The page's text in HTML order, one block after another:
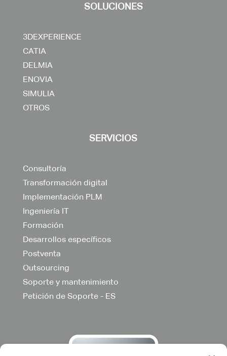
SOLUCIONES
3DEXPERIENCE
CATIA
DELMIA
ENOVIA
SIMULIA
OTROS
SERVICIOS
Consultoría
Transformación digital
Implementación PLM
Ingeniería IT
Formación
Desarrollos específicos
Postventa
Outsourcing
Soporte y mantenimiento
Petición de Soporte - ES